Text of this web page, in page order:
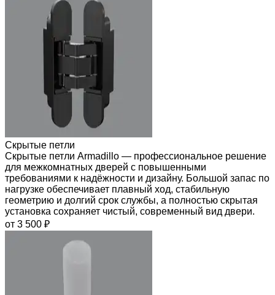
Скрытые петли
Скрытые петли Armadillo — профессиональное решение
для межкомнатных дверей с повышенными
требованиями к надёжности и дизайну. Большой запас по
нагрузке обеспечивает плавный ход, стабильную
геометрию и долгий срок службы, а полностью скрытая
установка сохраняет чистый, современный вид двери.
от 3 500 ₽